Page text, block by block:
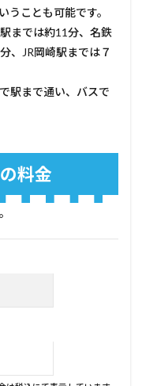
うことも可能です。
までは約11分、名鉄
、JR岡崎駅までは７
駅まで通い、バスで
料金